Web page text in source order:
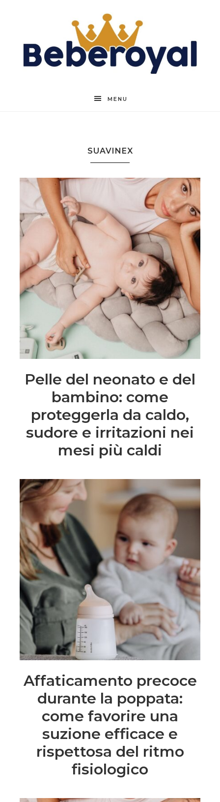
Beberoyal
MENU
SUAVINEX
Pelle del neonato e del
bambino: come
proteggerla da caldo,
sudore e irritazioni nei
mesi più caldi
Affaticamento precoce
durante la poppata:
come favorire una
suzione efficace e
rispettosa del ritmo
fisiologico